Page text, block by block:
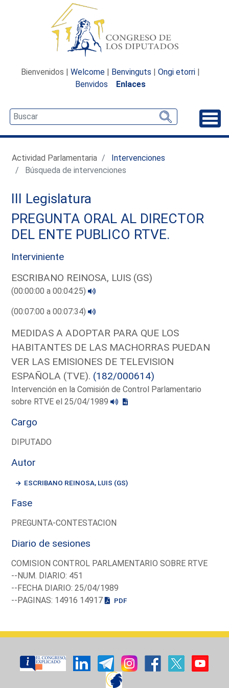
Bienvenidos | Welcome | Benvinguts | Ongi etorri |
Benvidos
Enlaces
Actividad Parlamentaria
Intervenciones
Búsqueda de intervenciones
III Legislatura
PREGUNTA ORAL AL DIRECTOR
DEL ENTE PUBLICO RTVE.
Interviniente
ESCRIBANO REINOSA, LUIS (GS)
(00:00:00 a 00:04:25)
(00:07:00 a 00:07:34)
MEDIDAS A ADOPTAR PARA QUE LOS
HABITANTES DE LAS MACHORRAS PUEDAN
VER LAS EMISIONES DE TELEVISION
ESPAÑOLA (TVE). (182/000614)
Intervención en la Comisión de Control Parlamentario
sobre RTVE el 25/04/1989
Cargo
DIPUTADO
Autor
ESCRIBANO REINOSA, LUIS (GS)
Fase
PREGUNTA-CONTESTACION
Diario de sesiones
COMISION CONTROL PARLAMENTARIO SOBRE RTVE
--NUM. DIARIO: 451
--FECHA DIARIO: 25/04/1989
--PAGINAS: 14916 14917
PDF